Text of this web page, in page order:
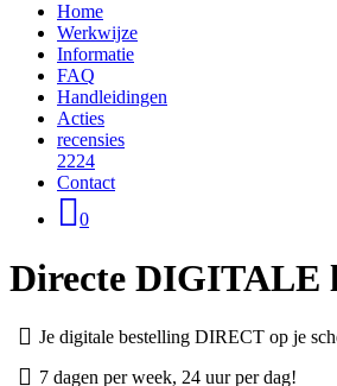
Home
Werkwijze
Informatie
FAQ
Handleidingen
Acties
recensies
2224
Contact
0
Directe DIGITALE
Je digitale bestelling DIRECT op je
7 dagen per week, 24 uur per dag!